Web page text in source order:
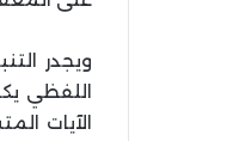
ويجدر
اللفظي
الآيات